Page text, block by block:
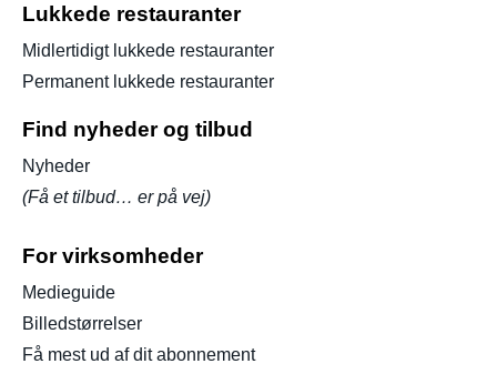
Lukkede restauranter
Midlertidigt lukkede restauranter
Permanent lukkede restauranter
Find nyheder og tilbud
Nyheder
(Få et tilbud… er på vej)
For virksomheder
Medieguide
Billedstørrelser
Få mest ud af dit abonnement